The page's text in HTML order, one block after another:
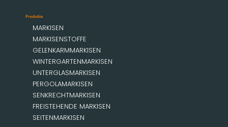
Produkte
MARKISEN
MARKISENSTOFFE
GELENKARMMARKISEN
WINTERGARTENMARKISEN
UNTERGLASMARKISEN
PERGOLAMARKISEN
SENKRECHTMARKISEN
FREISTEHENDE MARKISEN
SEITENMARKISEN